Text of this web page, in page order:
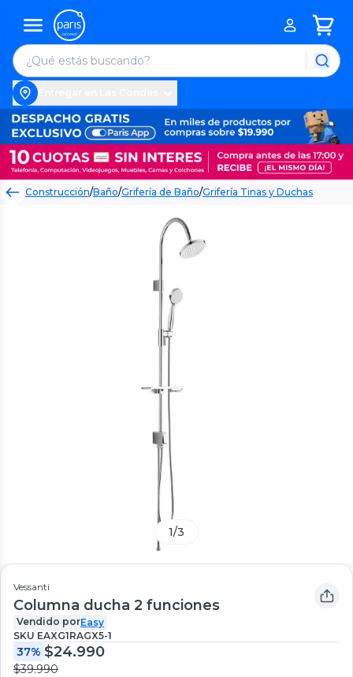
Construcción/Baño/Grifería de Baño/Grifería Tinas y Duchas
1/3
Vessanti
Columna ducha 2 funciones
Vendido porEasy
SKU EAXG1RAGX5-1
37% $24.990
$39.990